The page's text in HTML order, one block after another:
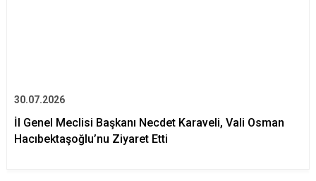
30.07.2026
İl Genel Meclisi Başkanı Necdet Karaveli, Vali Osman
Hacıbektaşoğlu’nu Ziyaret Etti